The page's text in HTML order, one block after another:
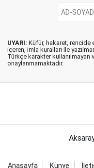
UYARI: Küfür, hakaret, rencide
içeren, imla kuralları ile
Türkçe karakter kullanılmayan
onaylanmamaktadır.
Anasayfa Künye